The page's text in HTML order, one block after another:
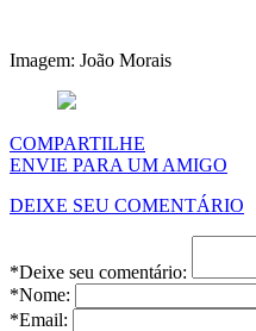
Imagem: João Morais
COMPARTILHE
ENVIE PARA UM AMIGO
DEIXE SEU COMENTÁRIO
*Deixe seu comentário:
*Nome:
*Email: